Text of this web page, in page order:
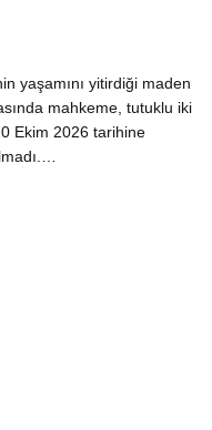
yaşamını yitirdiği maden
mahkeme, tutuklu iki
Ekim 2026 tarihine